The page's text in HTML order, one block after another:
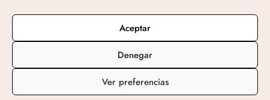
Aceptar
Denegar
Ver preferencias
de
10